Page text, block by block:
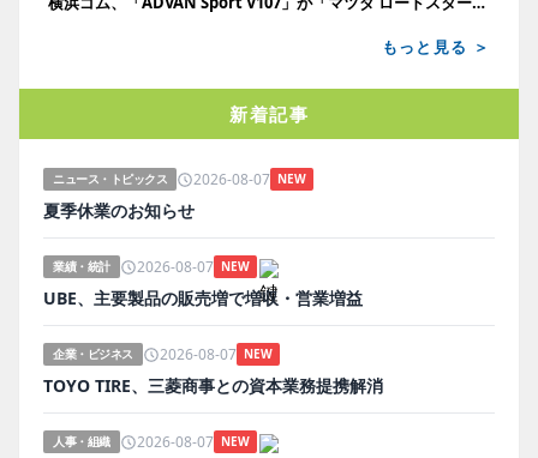
もっと見る ＞
新着記事
ニュース・トピックス 2026-08-07 NEW
夏季休業のお知らせ
業績・統計 2026-08-07 NEW
UBE、主要製品の販売増で増収・営業増益
企業・ビジネス 2026-08-07 NEW
TOYO TIRE、三菱商事との資本業務提携解消
人事・組織 2026-08-07 NEW